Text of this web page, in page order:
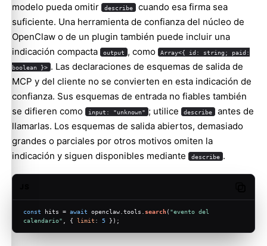
modelo pueda omitir
describe cuando esa firma sea
suficiente. Una herramienta de confianza del núcleo de
OpenClaw o de un plugin también puede incluir una
indicación compacta
output , como Array<{ id: string; paid:
boolean }> . Las declaraciones de esquemas de salida de
MCP y del cliente no se convierten en esta indicación de
confianza. Sus esquemas de entrada no fiables también
se difieren como
input: "unknown" ; utilice describe
antes de
llamarlas. Los esquemas de salida abiertos, demasiado
grandes o parciales por otros motivos omiten la
indicación y siguen disponibles mediante
describe .
const hits = await openclaw. tools search( "evento del
calendario" , { limit : 5 });